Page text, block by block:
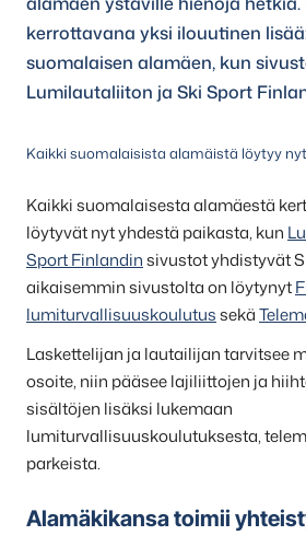
kerrottavana yksi ilouutinen
suomalaisen alamäen, kun
Lumilautaliiton ja Ski Sport
Kaikki suomalaisista alamäistä löytyy
Kaikki suomalaisesta alamäestä
löytyvät nyt yhdestä paikasta, kun
Sport Finlandinsivustot yhdistyvät
aikaisemmin sivustolta on löytynyt
lumiturvallisuuskoulutussekä
Laskettelijan ja lautailijan tarvitsee
osoite, niin pääsee lajiliittojen ja
sisältöjen lisäksi lukemaan
lumiturvallisuuskoulutuksesta,
parkeista.
Alamäkikansa toimii